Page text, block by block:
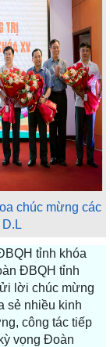
chúc mừng các
tỉnh khóa
ĐBQH tỉnh
lời chúc mừng
sẻ nhiều kinh
công tác tiếp
vọng Đoàn